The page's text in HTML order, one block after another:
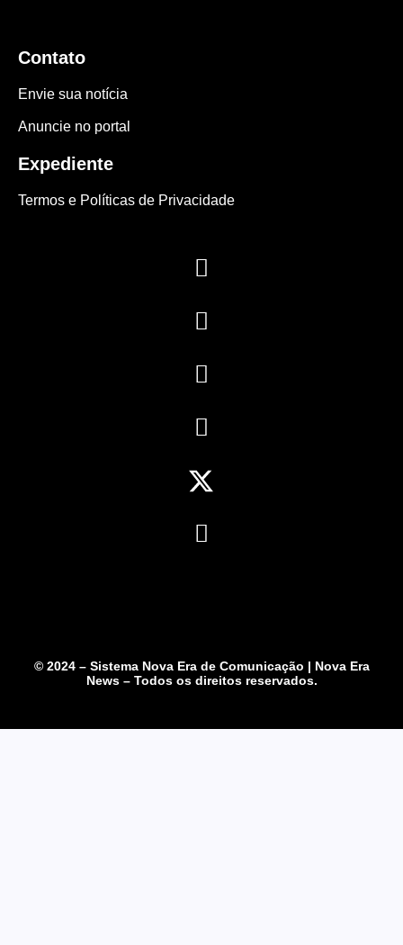
Contato
Envie sua notícia
Anuncie no portal
Expediente
Termos e Políticas de Privacidade
© 2024 – Sistema Nova Era de Comunicação | Nova Era
News – Todos os direitos reservados.